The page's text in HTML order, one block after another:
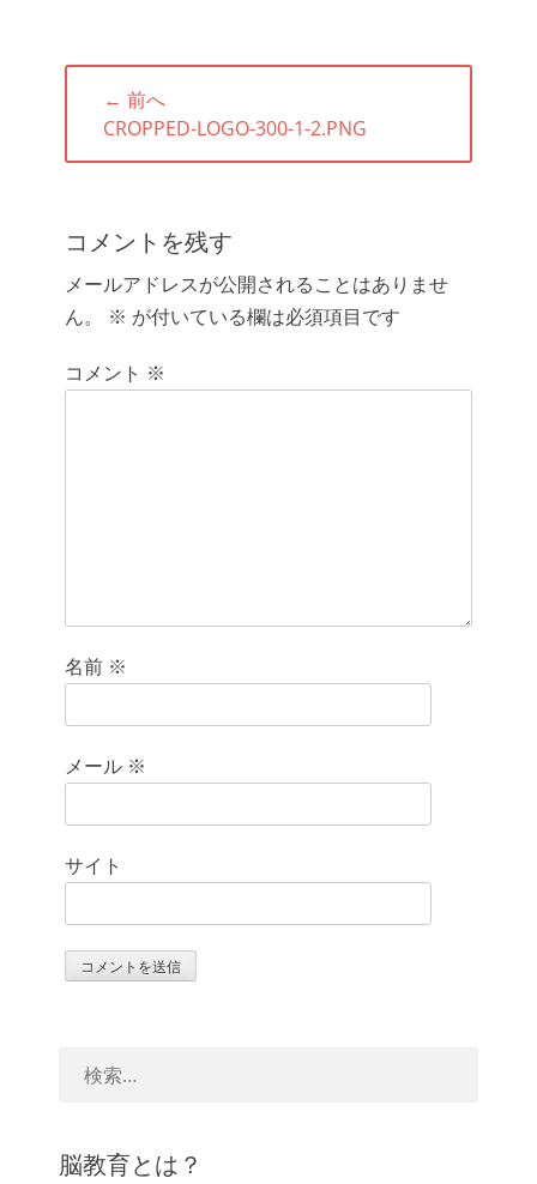
投
ビ
ー
ョ
ン
← 前へ
前
の
CROPPED-LOGO-300-1-2.PNG
コメントを残す
メールアドレスが公開されることはありませ
ん。
※ が付いている欄は必須項目です
コメント ※
名前 ※
メール ※
サイト
脳教育とは？